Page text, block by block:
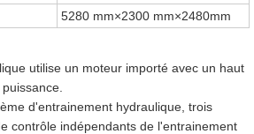
5280 mm×2300 mm×2480mm
utilise un moteur importé avec un haut
d'entrainement hydraulique, trois
contrôle indépendants de l'entrainement